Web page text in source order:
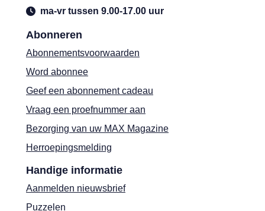
Abonneren
Abonnementsvoorwaarden
Word abonnee
Geef een abonnement cadeau
Vraag een proefnummer aan
Bezorging van uw MAX Magazine
Herroepingsmelding
Handige informatie
Aanmelden nieuwsbrief
Puzzelen
ma-vr tussen 9.00-17.00 uur